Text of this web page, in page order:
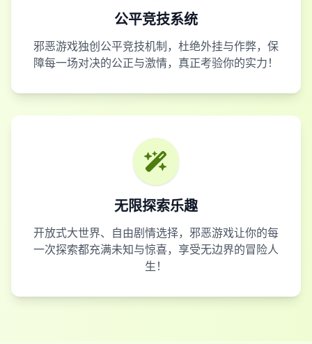
公平竞技系统
邪恶游戏独创公平竞技机制，杜绝外挂与作弊，保
障每一场对决的公正与激情，真正考验你的实力！
无限探索乐趣
开放式大世界、自由剧情选择，邪恶游戏让你的每
一次探索都充满未知与惊喜，享受无边界的冒险人
生！